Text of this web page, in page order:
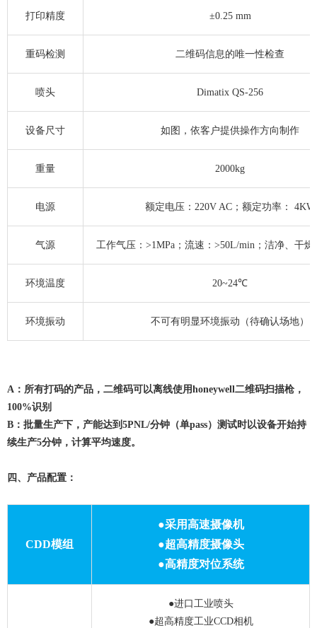
打印精度 ±0.25 mm
重码检测 二维码信息的唯一性检查
喷头 Dimatix QS-256
设备尺寸 如图，依客户提供操作方向制作
重量 2000kg
电源 额定电压：220V AC；额定功率： 4KW
气源 工作气压：>1MPa；流速：>50L/min；洁净、干
环境温度 20~24℃
环境振动 不可有明显环境振动（待确认场地）
A：所有打码的产品，二维码可以离线使用honeywell二维码扫描枪，
100%识别
B：批量生产下，产能达到5PNL/分钟（单pass）测试时以设备开始持
续生产5分钟，计算平均速度。
四、产品配置：
CDD模组
●采用高速摄像机
●超高精度摄像头
●高精度对位系统
●进口工业喷头
●超高精度工业CCD相机